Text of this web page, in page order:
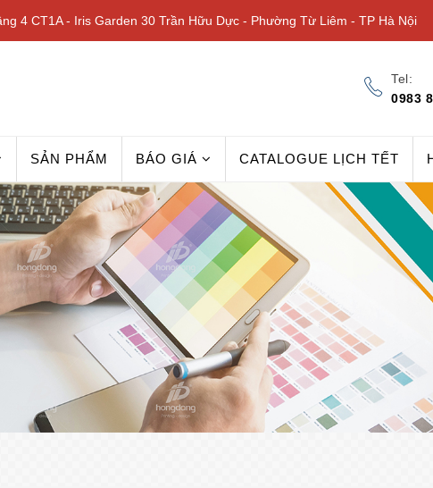
4 CT1A - Iris Garden 30 Trần Hữu Dực - Phường Từ Liêm - TP Hà Nội
Tel:
0983
SẢN PHẨM BÁO GIÁ CATALOGUE LỊCH TẾT